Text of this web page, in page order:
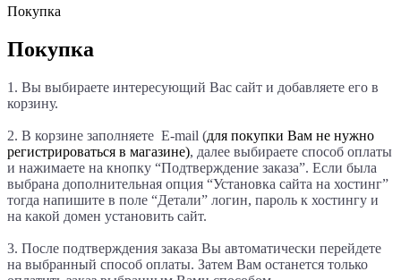
Покупка
Покупка
1. Вы выбираете интересующий Вас сайт и добавляете его в
корзину.
2. В корзине заполняете E-mail (для покупки Вам не нужно
регистрироваться в магазине), далее выбираете способ оплаты
и нажимаете на кнопку “Подтверждение заказа”. Если была
выбрана дополнительная опция “Установка сайта на хостинг”
тогда напишите в поле “Детали” логин, пароль к хостингу и
на какой домен установить сайт.
3. После подтверждения заказа Вы автоматически перейдете
на выбранный способ оплаты. Затем Вам останется только